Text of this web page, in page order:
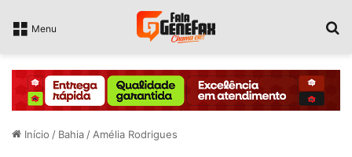
Menu
Início / Bahia / Amélia Rodrigues